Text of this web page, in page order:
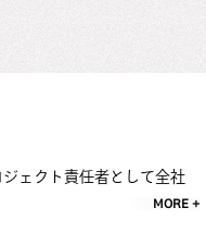
ェクト責任者として全社
MORE +